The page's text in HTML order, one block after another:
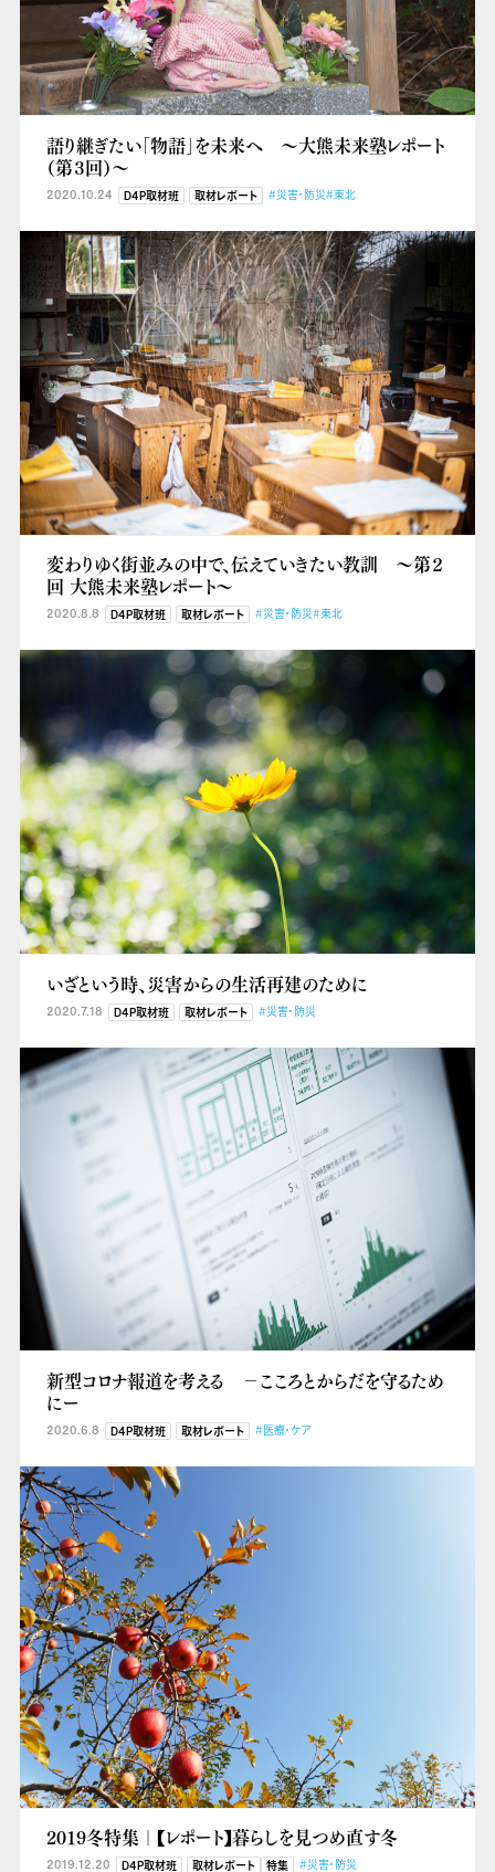
語り継ぎたい「物語」を未来へ ～大熊未来塾レポート
（第３回）～
2020.10.24 D4P取材班 取材レポート #災害・防災#東北
変わりゆく街並みの中で、伝えていきたい教訓 ～第２
回 大熊未来塾レポート～
2020.8.8 D4P取材班 取材レポート #災害・防災#東北
いざという時、災害からの生活再建のために
2020.7.18 D4P取材班 取材レポート #災害・防災
新型コロナ報道を考える －こころとからだを守るため
にー
2020.6.8 D4P取材班 取材レポート #医療・ケア
2019冬特集｜【レポート】暮らしを見つめ直す冬
2019.12.20 D4P取材班 取材レポート 特集 #災害・防災